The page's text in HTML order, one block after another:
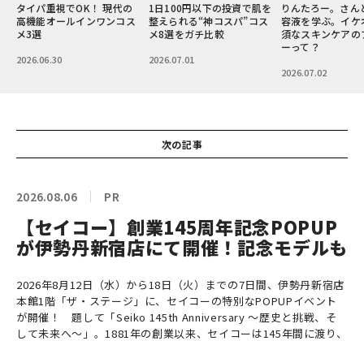
タイパ重視でOK！ 現代の
高機能オールインワンコス
メ3選
2026.06.30
1日100円以下の投資で肌を
整えられる“神コスパ”コス
メ8選をガチ比較
2026.07.01
りんたろー。さん
容液を学ぶ。イケ
須なスキンケアの
ーって？
2026.07.02
次の記事
2026.08.06 PR
【セイコー】創業145周年記念POPUP
が伊勢丹新宿店にて開催！記念モデルも
2026年8月12日（水）から18日（火）までの7日間、伊勢丹新宿店
本館1階「ザ・ステージ」に、セイコーの特別なPOPUPイベント
が開催！ 題して「Seiko 145th Anniversary ～歴史と挑戦、そ
して未来へ～」。1881年の創業以来、セイコーは145年間に渡り、